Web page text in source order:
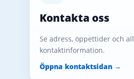
Kontakta oss
Se adress, öppettider och all
kontaktinformation.
Öppna kontaktsidan →